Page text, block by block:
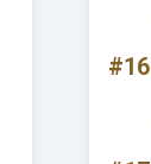
#16